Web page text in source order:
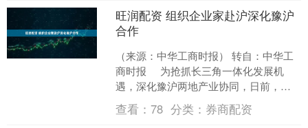
旺润配资 组织企业家赴沪深化豫沪
合作
（来源：中华工商时报） 转自：中华工
商时报 为抢抓长三角一体化发展机
遇，深化豫沪两地产业协同，日前，郑
州市工商联组织11位企业家代表到杨浦
区青年企业家协....
查看：78 分类： 券商配资